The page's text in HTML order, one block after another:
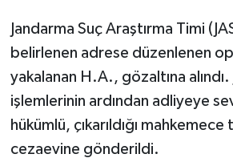
Jandarma Suç Araştırma Timi
belirlenen adrese düzenlenen
yakalanan H.A., gözaltına
işlemlerinin ardından adliyeye
hükümlü, çıkarıldığı
cezaevine gönderildi.